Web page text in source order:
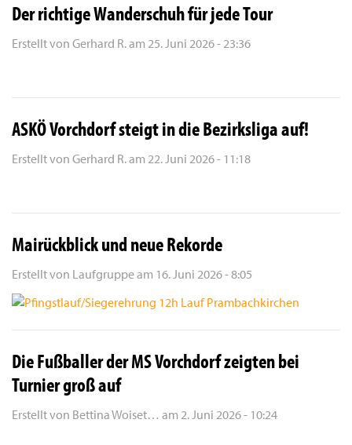
Der richtige Wanderschuh für jede Tour
Erstellt von Gerhard R.am 25. Juni 2026 - 23:36
ASKÖ Vorchdorf steigt in die Bezirksliga auf!
Erstellt von Gerhard R.am 22. Juni 2026 - 11:18
Mairückblick und neue Rekorde
Erstellt von Laufgruppeam 16. Juni 2026 - 8:05
Die Fußballer der MS Vorchdorf zeigten bei
Turnier groß auf
Erstellt von Bettina Woiset… am 2. Juni 2026 - 10:24